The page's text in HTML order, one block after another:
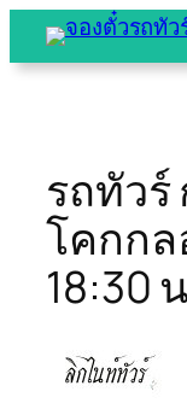
Skip
รถทัวร์
โคกกล
18:30